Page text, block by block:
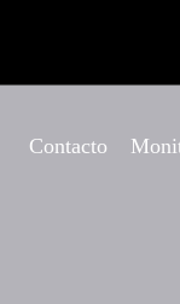
Contacto